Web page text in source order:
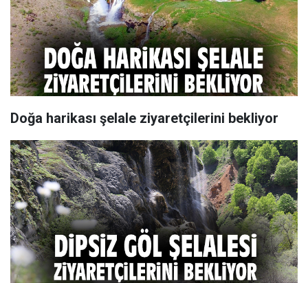
Doğa harikası şelale ziyaretçilerini bekliyor